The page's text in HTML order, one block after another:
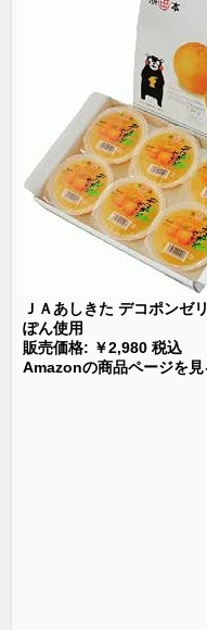
ＪＡあしきた デコポンゼ
ぽん使用
販売価格: ￥2,980 税込
Amazonの商品ページを